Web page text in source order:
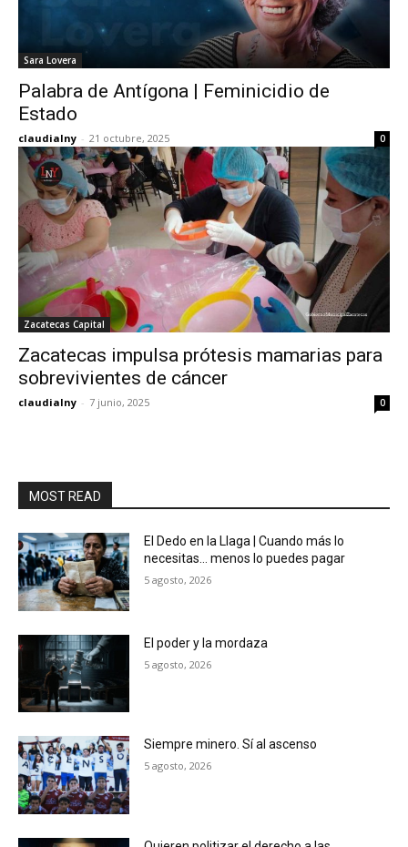
Sara Lovera
Palabra de Antígona | Feminicidio de
Estado
claudialny - 21 octubre, 2025 0
Zacatecas Capital
Zacatecas impulsa prótesis mamarias para
sobrevivientes de cáncer
claudialny - 7 junio, 2025 0
MOST READ
El Dedo en la Llaga | Cuando más lo
necesitas… menos lo puedes pagar
5 agosto, 2026
El poder y la mordaza
5 agosto, 2026
Siempre minero. Sí al ascenso
5 agosto, 2026